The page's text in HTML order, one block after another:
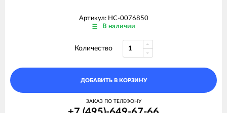
Артикул: НС-0076850
В наличии
Количество
ДОБАВИТЬ В КОРЗИНУ
ЗАКАЗ ПО ТЕЛЕФОНУ